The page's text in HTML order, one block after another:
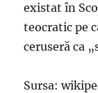
existat în
teocratic pe
ceruseră ca
Sursa: